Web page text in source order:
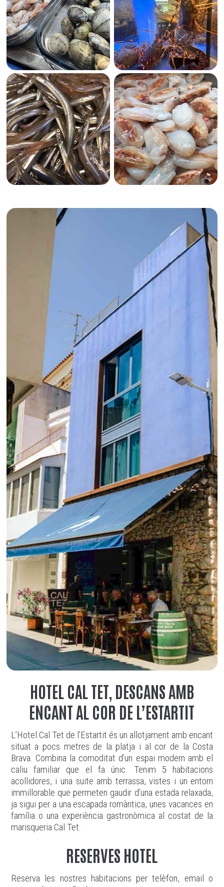
HOTEL CAL TET, DESCANS AMB
ENCANT AL COR DE L’ESTARTIT
L’Hotel Cal Tet de l’Estartit és un allotjament amb encant
situat a pocs metres de la platja i al cor de la Costa
Brava. Combina la comoditat d’un espai modern amb el
caliu familiar que el fa únic. Tenim 5 habitacions
acollidores, i una suite amb terrassa, vistes i un entorn
immillorable que permeten gaudir d’una estada relaxada,
ja sigui per a una escapada romàntica, unes vacances en
família o una experiència gastronòmica al costat de la
marisqueria Cal Tet.
RESERVES HOTEL
Reserva les nostres habitacions per telèfon, email o